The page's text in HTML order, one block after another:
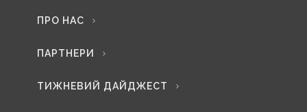
ПРО НАС
ПАРТНЕРИ
ТИЖНЕВИЙ ДАЙДЖЕСТ